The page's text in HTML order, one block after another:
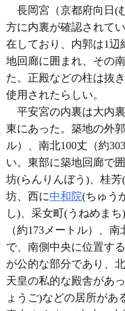
長岡宮（京都府向日(
方に内裏が確認されて
在しており、内郭は1辺
地回廊に囲まれ、その
た。正殿などの柱は抜
使用されたらしい。
平安宮の内裏は大内
東にあった。築地の外
ル）、南北100丈（約
い。東部に築地回廊で
坊(らんりんぼう)、桂
坊、西に中和院(ちゅう
し)、采女町(うねめま
（約173メートル）、南
で、南側中央に位置する
が公的な部分であり、
天皇の私的な殿舎があ
ょうご)などの居所があ